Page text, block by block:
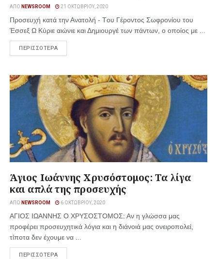
ΑΠΌ NEWSROOM 21 ΟΚΤΩΒΡΊΟΥ, 2020
Προσευχή κατά την Ανατολή - Tου Γέροντος Σωφρονίου του
Έσσεξ Ω Κύριε αιώνιε και Δημιουργέ των πάντων, ο οποίος με ...
ΠΕΡΙΣΣΟΤΕΡΑ
Άγιος Ιωάννης Χρυσόστομος: Τα λίγα
και απλά της προσευχής
ΑΠΌ NEWSROOM 6 ΟΚΤΩΒΡΊΟΥ, 2020
ΑΓΙΟΣ ΙΩΑΝΝΗΣ Ο ΧΡΥΣΟΣΤΟΜΟΣ: Αν η γλώσσα μας
προφέρει προσευχητικά λόγια και η διάνοιά μας ονειροπολεί,
τίποτα δεν έχουμε να ...
ΠΕΡΙΣΣΟΤΕΡΑ